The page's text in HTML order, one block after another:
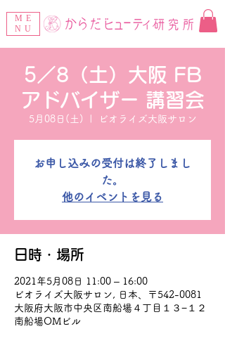
ME
NU
5／8（土）大阪 FB
アドバイザー 講習会
5月08日(土) ビオライズ大阪サロン
お申し込みの受付は終了しまし
た。
他のイベントを見る
日時・場所
2021年5月08日 11:00 – 16:00
ビオライズ大阪サロン, 日本、〒542-0081
大阪府大阪市中央区南船場４丁目１３−１２
南船場OMビル